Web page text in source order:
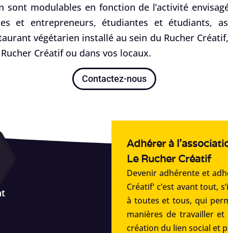
sont modulables en fonction de l’activité
et entrepreneurs, étudiantes et étudiants,
végétarien installé au sein du Rucher
Créatif ou dans vos locaux.
Contactez-nous
Adhérer à
Le Rucher Créatif
Devenir adhérente et
Créatif‘ c’est avant tout,
à toutes et tous, qui
manières de travailler
création du lien social et